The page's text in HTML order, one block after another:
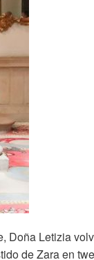
Doña Letizia
de Zara en